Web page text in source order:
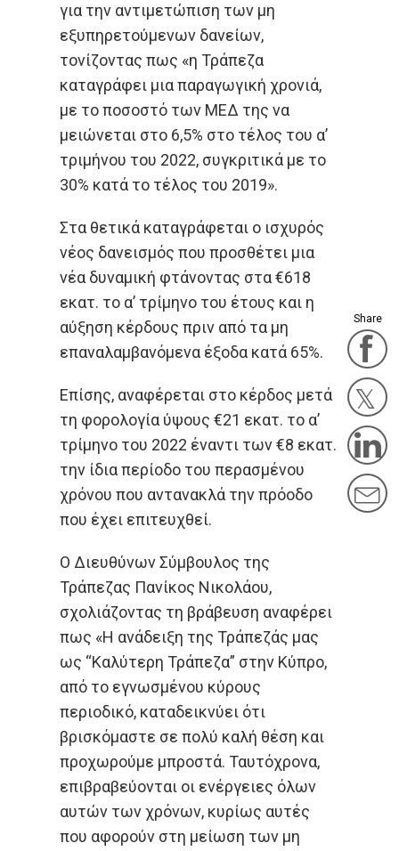
Share
για την αντιμετώπιση των μη
εξυπηρετούμενων δανείων,
τονίζοντας πως «η Τράπεζα
καταγράφει μια παραγωγική χρονιά,
με το ποσοστό των ΜΕΔ της να
μειώνεται στο 6,5% στο τέλος του α’
τριμήνου του 2022, συγκριτικά με το
30% κατά το τέλος του 2019».
Στα θετικά καταγράφεται ο ισχυρός
νέος δανεισμός που προσθέτει μια
νέα δυναμική φτάνοντας στα €618
εκατ. το α’ τρίμηνο του έτους και η
αύξηση κέρδους πριν από τα μη
επαναλαμβανόμενα έξοδα κατά 65%.
Επίσης, αναφέρεται στο κέρδος μετά
τη φορολογία ύψους €21 εκατ. το α’
τρίμηνο του 2022 έναντι των €8 εκατ.
την ίδια περίοδο του περασμένου
χρόνου που αντανακλά την πρόοδο
που έχει επιτευχθεί.
Ο Διευθύνων Σύμβουλος της
Τράπεζας Πανίκος Νικολάου,
σχολιάζοντας τη βράβευση αναφέρει
πως «Η ανάδειξη της Τράπεζάς μας
ως “Καλύτερη Τράπεζα” στην Κύπρο,
από το εγνωσμένου κύρους
περιοδικό, καταδεικνύει ότι
βρισκόμαστε σε πολύ καλή θέση και
προχωρούμε μπροστά. Ταυτόχρονα,
επιβραβεύονται οι ενέργειες όλων
αυτών των χρόνων, κυρίως αυτές
που αφορούν στη μείωση των μη